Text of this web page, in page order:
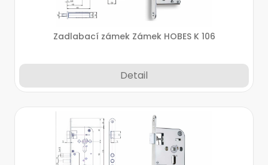
Zadlabací zámek Zámek HOBES K 106
Detail